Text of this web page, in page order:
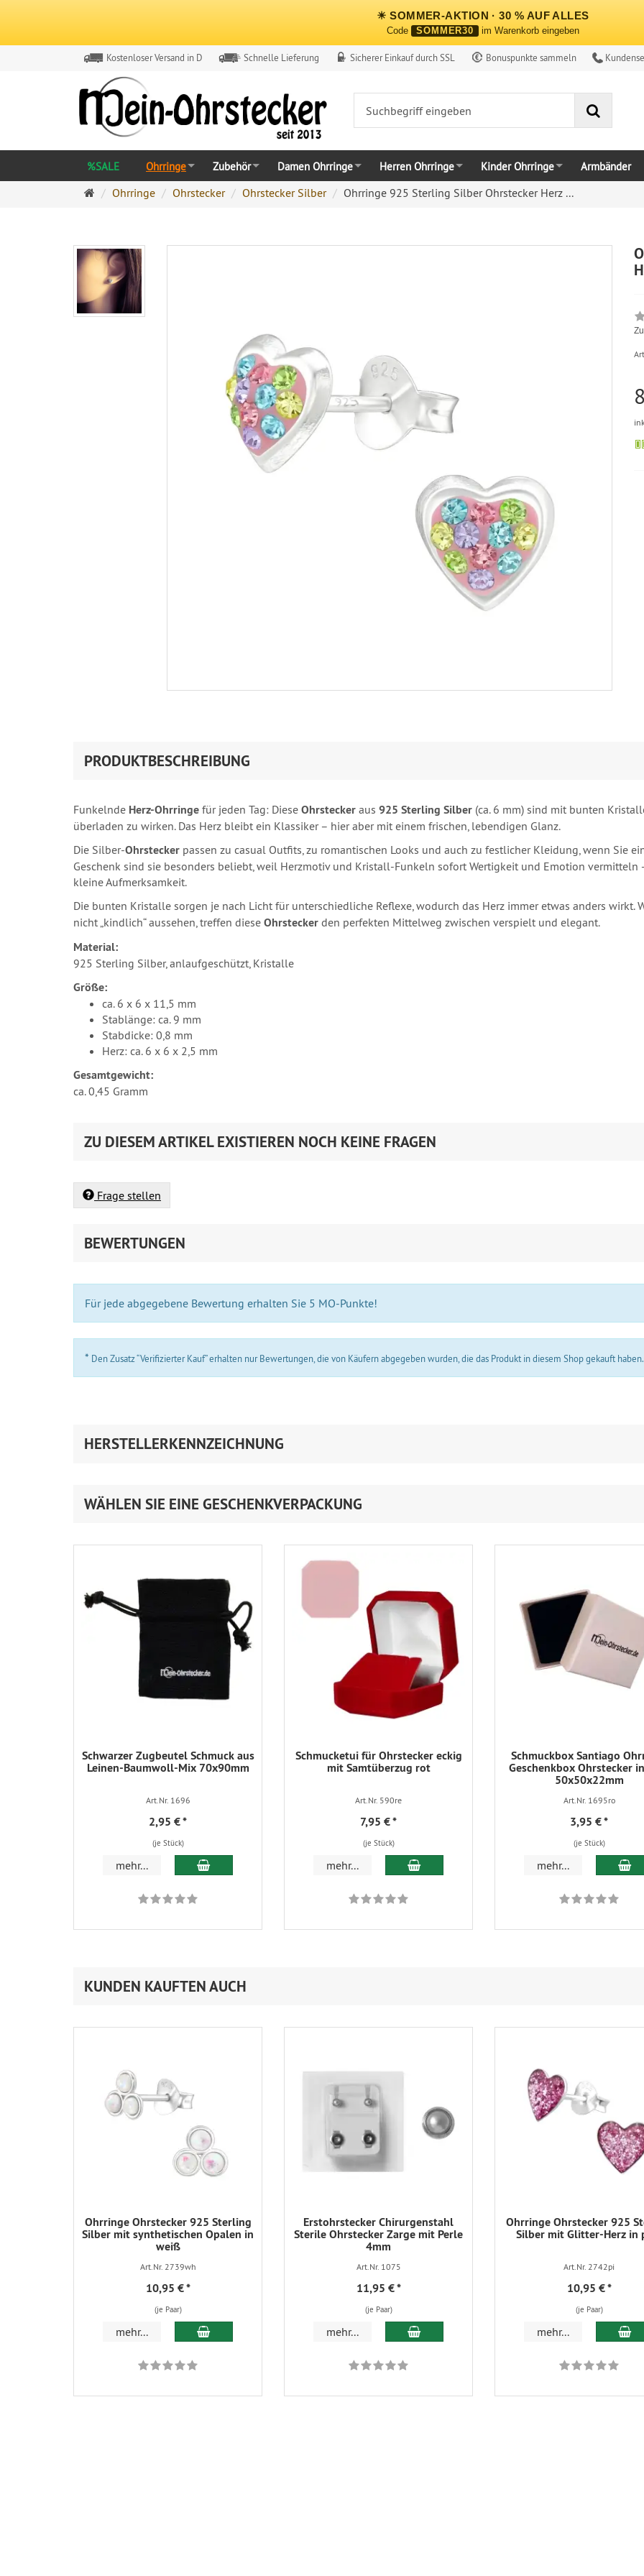
☀ SOMMER-AKTION · 30 % AUF ALLES
Code SOMMER30 im Warenkorb eingeben
Kostenloser Versand in D Schnelle Lieferung Sicherer Einkauf durch SSL Bonuspunkte sammeln
%SALE Ohrringe Zubehör Damen Ohrringe Herren Ohrringe Kinder Ohrringe Armbänder
Ohrringe
Ohrringe Ohrstecker Ohrstecker Silber Ohrringe 925 Sterling Silber Ohrstecker Herz ...
PRODUKTBESCHREIBUNG
Funkelnde Herz‑Ohrringe für jeden Tag: Diese Ohrstecker aus 925 Sterling Silber (ca. 6 mm) sind mit bunten
überladen zu wirken. Das Herz bleibt ein Klassiker – hier aber mit einem frischen, lebendigen Glanz.
Die Silber‑Ohrstecker passen zu casual Outfits, zu romantischen Looks und auch zu festlicher Kleidung, wenn Sie
Geschenk sind sie besonders beliebt, weil Herzmotiv und Kristall‑Funkeln sofort Wertigkeit und Emotion vermitteln
kleine Aufmerksamkeit.
Die bunten Kristalle sorgen je nach Licht für unterschiedliche Reflexe, wodurch das Herz immer etwas anders wirkt.
nicht „kindlich“ aussehen, treffen diese Ohrstecker den perfekten Mittelweg zwischen verspielt und elegant.
Material:
925 Sterling Silber, anlaufgeschützt, Kristalle
Größe:
ca. 6 x 6 x 11,5 mm
Stablänge: ca. 9 mm
Stabdicke: 0,8 mm
Herz: ca. 6 x 6 x 2,5 mm
Gesamtgewicht:
ca. 0,45 Gramm
ZU DIESEM ARTIKEL EXISTIEREN NOCH KEINE FRAGEN
Frage stellen
BEWERTUNGEN
Für jede abgegebene Bewertung erhalten Sie 5 MO-Punkte!
* Den Zusatz “Verifizierter Kauf” erhalten nur Bewertungen, die von Käufern abgegeben wurden, die das Produkt in diesem Shop gekauft haben.
HERSTELLERKENNZEICHNUNG
WÄHLEN SIE EINE GESCHENKVERPACKUNG
Schwarzer Zugbeutel Schmuck aus
Leinen-Baumwoll-Mix 70x90mm
Art.Nr. 1696
2,95 €*
(je Stück)
mehr... In den Warenkorb
Schmucketui für Ohrstecker eckig
mit Samtüberzug rot
Art.Nr. 590re
7,95 €*
(je Stück)
mehr... In den Warenkorb
Schmuckbox Santiago
Geschenkbox Ohrstecker
50x50x22mm
Art.Nr. 1695ro
3,95 €*
(je Stück)
mehr... In
KUNDEN KAUFTEN AUCH
Ohrringe Ohrstecker 925 Sterling
Silber mit synthetischen Opalen in
weiß
Art.Nr. 2739wh
10,95 €*
(je Paar)
mehr... In den Warenkorb
Erstohrstecker Chirurgenstahl
Sterile Ohrstecker Zarge mit Perle
4mm
Art.Nr. 1075
11,95 €*
(je Paar)
mehr... In den Warenkorb
Ohrringe Ohrstecker 925
Silber mit Glitter-Herz in
Art.Nr. 2742pi
10,95 €*
(je Paar)
mehr... In